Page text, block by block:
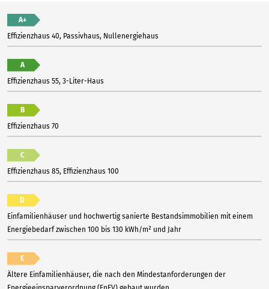
A+
Effizienzhaus 40, Passivhaus, Nullenergiehaus
A
Effizienzhaus 55, 3-Liter-Haus
B
Effizienzhaus 70
C
Effizienzhaus 85, Effizienzhaus 100
D
Einfamilienhäuser und hochwertig sanierte Bestandsimmobilien mit einem
Energiebedarf zwischen 100 bis 130 kWh/m² und Jahr
E
Ältere Einfamilienhäuser, die nach den Mindestanforderungen der